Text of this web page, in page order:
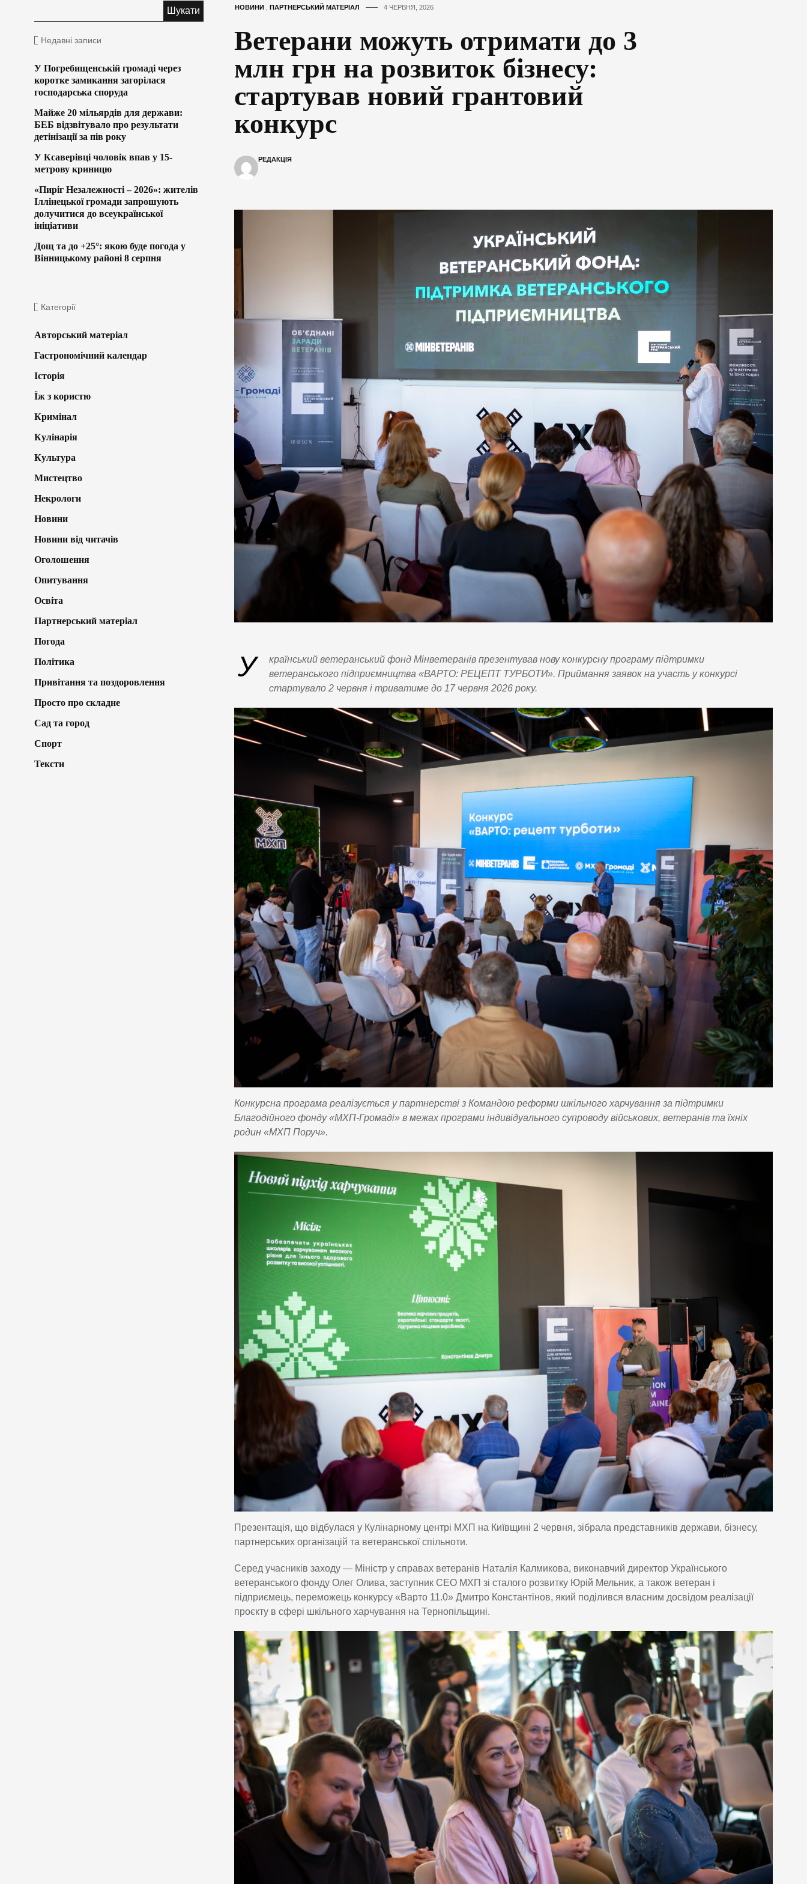
НОВИНИ, ПАРТНЕРСЬКИЙ МАТЕРІАЛ 4 ЧЕРВНЯ, 2026
Ветерани можуть отримати до 3
млн грн на розвиток бізнесу:
стартував новий грантовий
конкурс
РЕДАКЦІЯ
У
країнський ветеранський фонд Мінветеранів презентував нову конкурсну програму підтримки
ветеранського підприємництва «ВАРТО: РЕЦЕПТ ТУРБОТИ». Приймання заявок на участь у конкурсі
стартувало 2 червня і триватиме до 17 червня 2026 року.
Конкурсна програма реалізується у партнерстві з Командою реформи шкільного харчування за підтримки
Благодійного фонду «МХП-Громаді» в межах програми індивідуального супроводу військових, ветеранів та їхніх
родин «МХП Поруч».
Презентація, що відбулася у Кулінарному центрі МХП на Київщині 2 червня, зібрала представників держави, бізнесу,
партнерських організацій та ветеранської спільноти.
Серед учасників заходу — Міністр у справах ветеранів Наталія Калмикова, виконавчий директор Українського
ветеранського фонду Олег Олива, заступник СЕО МХП зі сталого розвитку Юрій Мельник, а також ветеран і
підприємець, переможець конкурсу «Варто 11.0» Дмитро Константінов, який поділився власним досвідом реалізації
проєкту в сфері шкільного харчування на Тернопільщині.
Недавні записи
У Погребищенській громаді через
коротке замикання загорілася
господарська споруда
Майже 20 мільярдів для держави:
БЕБ відзвітувало про результати
детінізації за пів року
У Ксаверівці чоловік впав у 15-
метрову криницю
«Пиріг Незалежності – 2026»: жителів
Іллінецької громади запрошують
долучитися до всеукраїнської
ініціативи
Дощ та до +25°: якою буде погода у
Вінницькому районі 8 серпня
Категорії
Авторський матеріал
Гастрономічний календар
Історія
Їж з користю
Кримінал
Кулінарія
Культура
Мистецтво
Некрологи
Новини
Новини від читачів
Оголошення
Опитування
Освіта
Партнерський матеріал
Погода
Політика
Привітання та поздоровлення
Просто про складне
Сад та город
Спорт
Тексти